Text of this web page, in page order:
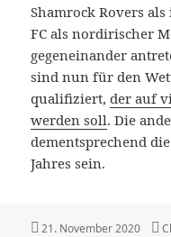
Shamrock Rovers
FC als nordirischer
gegeneinander
sind nun für den
qualifiziert,der auf
werden soll. Die
dementsprechend
Jahres sein.
Veröffentlicht
21. November 2020